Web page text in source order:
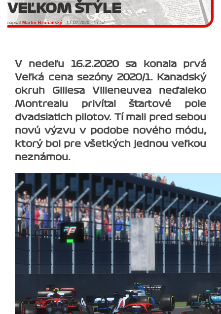
VEĽKOM ŠTÝLE
napsal Martin Bruňanský- 17.02.2020 - 17:57
V nedeľu 16.2.2020 sa konala prvá
Veľká cena sezóny 2020/1. Kanadský
okruh Gillesa Villeneuvea neďaleko
Montrealu privítal štartové pole
dvadsiatich pilotov. Tí mali pred sebou
novú výzvu v podobe nového módu,
ktorý bol pre všetkých jednou veľkou
neznámou.